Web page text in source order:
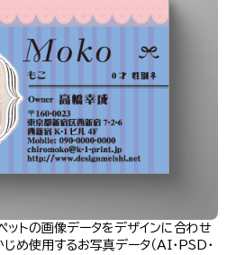
ットの画像データをデザインに合わせ
め使用するお写真データ（AI・PSD・